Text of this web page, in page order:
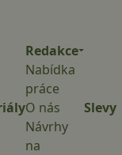
Redakce
Nabídka
práce
O nás
Návrhy
na
Slevy